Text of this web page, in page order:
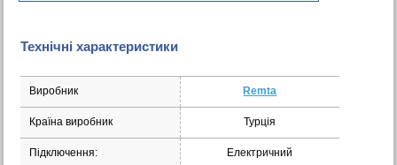
Технічні характеристики
Виробник Remta
Країна виробник Турція
Підключення: Електричний